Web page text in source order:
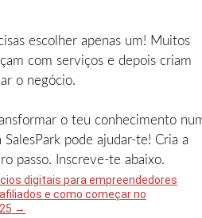
escolher apenas um! Muitos
com serviços e depois criam
o negócio.
o teu conhecimento
pode ajudar-te! Cria a
passo. Inscreve-te abaixo.
digitais para empreendedores
e como começar no
→